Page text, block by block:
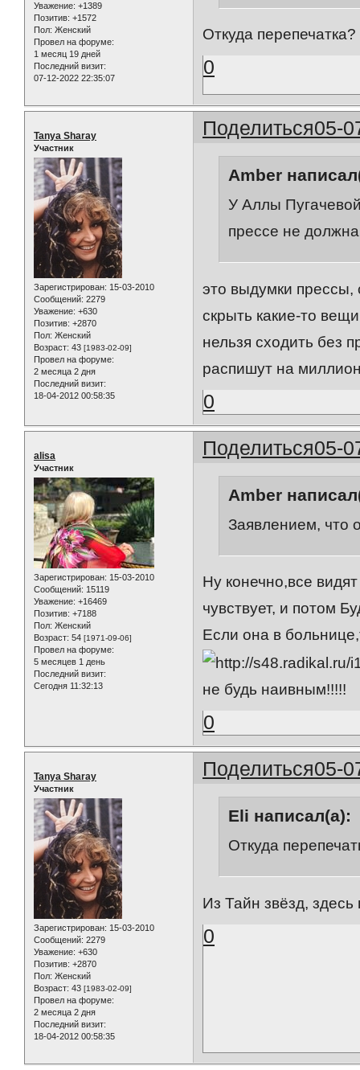
Уважение: +1389
Позитив: +1572
Пол: Женский
Провел на форуме:
1 месяц 19 дней
Последний визит:
07-12-2022 22:35:07
Откуда перепечатка?
0
Поделиться05-
Tanya Sharay
Участник
Зарегистрирован: 15-03-2010
Сообщений: 2279
Уважение: +630
Позитив: +2870
Пол: Женский
Возраст: 43 [1983-02-09]
Провел на форуме:
2 месяца 2 дня
Последний визит:
18-04-2012 00:58:35
Amber
У Аллы
прессе не
это выдумки прессы,
скрыть какие-то
нельзя сходить без
распишут на
0
Поделиться05-
alisa
Участник
Зарегистрирован: 15-03-2010
Сообщений: 15119
Уважение: +16469
Позитив: +7188
Пол: Женский
Возраст: 54 [1971-09-06]
Провел на форуме:
5 месяцев 1 день
Последний визит:
Сегодня 11:32:13
Amber
Заявлением, что
Ну конечно,все
чувствует, и потом
Если она в
не будь наивным!!!!!
0
Поделиться05-
Tanya Sharay
Участник
Зарегистрирован: 15-03-2010
Сообщений: 2279
Уважение: +630
Позитив: +2870
Пол: Женский
Возраст: 43 [1983-02-09]
Провел на форуме:
2 месяца 2 дня
Последний визит:
18-04-2012 00:58:35
Eli написал(а):
Откуда
Из Тайн звёзд,
0